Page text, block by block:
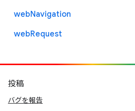
webNavigation
webRequest
投稿
バグを報告